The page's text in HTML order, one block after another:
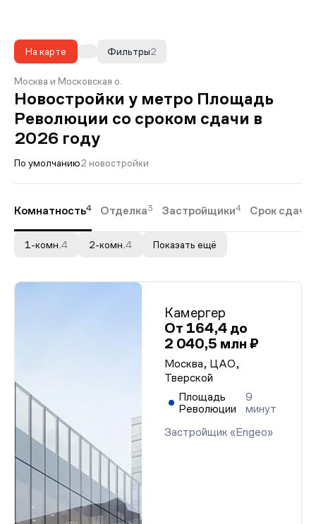
На карте 2
Фильтры
Москва и Московская о.
Новостройки у метро Площадь
Революции со сроком сдачи в
2026 году
По умолчанию2 новостройки
Комнатность4 Отделка3 Застройщики4 Срок сдачи
1-комн. 4 2-комн. 4 Показать ещё
Камергер
От 164,4 до
2 040,5 млн ₽
Москва, ЦАО,
Тверской
Площадь
Революции
9
минут
Застройщик «Engeo»